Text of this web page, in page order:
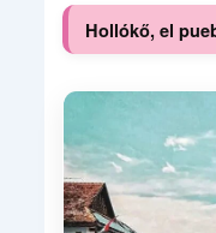
Hollókő, el